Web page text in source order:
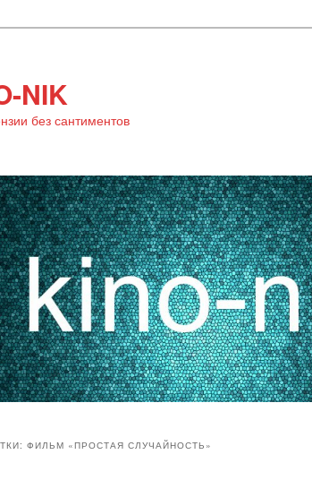
NIK
без сантиментов
ФИЛЬМ «ПРОСТАЯ СЛУЧАЙНОСТЬ»